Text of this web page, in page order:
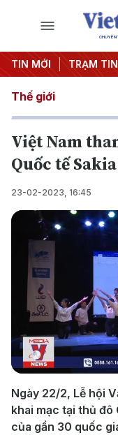
CHUYÊN
TIN MỚI TRẠM
#Chiến dịch 500
Thế giới
Việt Nam
Quốc tế
23-02-2023, 16:45
Ngày 22/2, Lễ hội
khai mạc tại thủ đô
của gần 30 quốc